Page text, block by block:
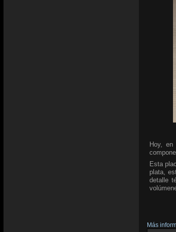
Hoy,
Esta
plata,
detalle
Más